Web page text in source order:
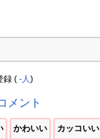
録 ( -人)
メント
かわいい カッコいい